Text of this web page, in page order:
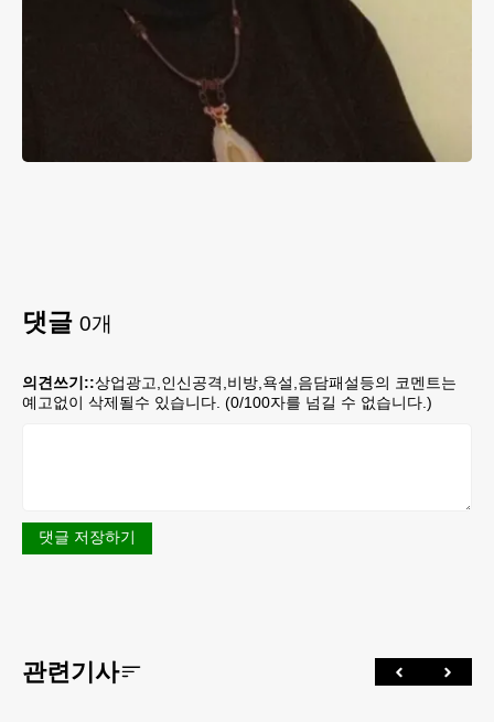
댓글 0개
의견쓰기::상업광고,인신공격,비방,욕설,음담패설등의 코멘트는
예고없이 삭제될수 있습니다. (0/100자를 넘길 수 없습니다.)
댓글 저장하기
관련기사